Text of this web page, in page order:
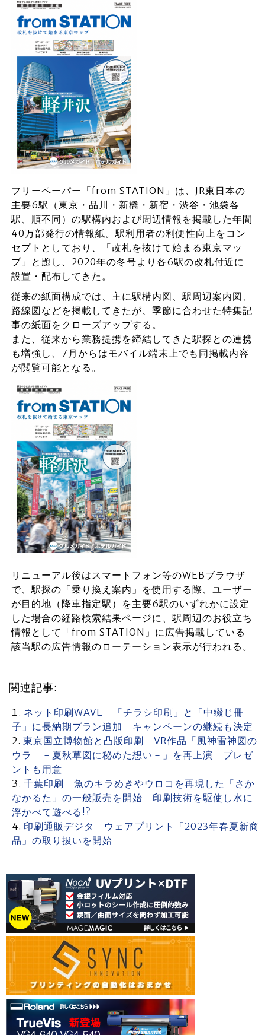
フリーペーパー「from STATION」は、JR東日本の
主要6駅（東京・品川・新橋・新宿・渋谷・池袋各
駅、順不同）の駅構内および周辺情報を掲載した年間
40万部発行の情報紙。駅利用者の利便性向上をコン
セプトとしており、「改札を抜けて始まる東京マッ
プ」と題し、2020年の冬号より各6駅の改札付近に
設置・配布してきた。
従来の紙面構成では、主に駅構内図、駅周辺案内図、
路線図などを掲載してきたが、季節に合わせた特集記
事の紙面をクローズアップする。
また、従来から業務提携を締結してきた駅探との連携
も増強し、7月からはモバイル端末上でも同掲載内容
が閲覧可能となる。
リニューアル後はスマートフォン等のWEBブラウザ
で、駅探の「乗り換え案内」を使用する際、ユーザー
が目的地（降車指定駅）を主要6駅のいずれかに設定
した場合の経路検索結果ページに、駅周辺のお役立ち
情報として「from STATION」に広告掲載している
該当駅の広告情報のローテーション表示が行われる。
関連記事:
ネット印刷WAVE 「チラシ印刷」と「中綴じ冊
子」に長納期プラン追加 キャンペーンの継続も決定
東京国立博物館と凸版印刷 VR作品「風神雷神図の
ウラ －夏秋草図に秘めた想い－」を再上演 プレゼ
ントも用意
千葉印刷 魚のキラめきやウロコを再現した「さか
なかるた」の一般販売を開始 印刷技術を駆使し水に
浮かべて遊べる!?
印刷通販デジタ ウェアプリント「2023年春夏新商
品」の取り扱いを開始